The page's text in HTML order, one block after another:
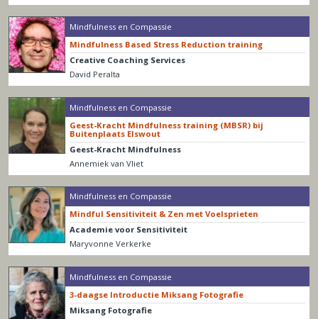
Mindfulness en Compassie
Mindfulness Based Stress Reduction training
Creative Coaching Services
David Peralta
Mindfulness en Compassie
Geest-Kracht Mindfulness training (MBSR) bij
Buitenplaats Elswout
Geest-Kracht Mindfulness
Annemiek van Vliet
Mindfulness en Compassie
Mindful Sensitiviteit & Zen met Voelsprieten
Academie voor Sensitiviteit
Maryvonne Verkerke
Mindfulness en Compassie
3-daagse Introductie Miksang Fotografie
Miksang Fotografie